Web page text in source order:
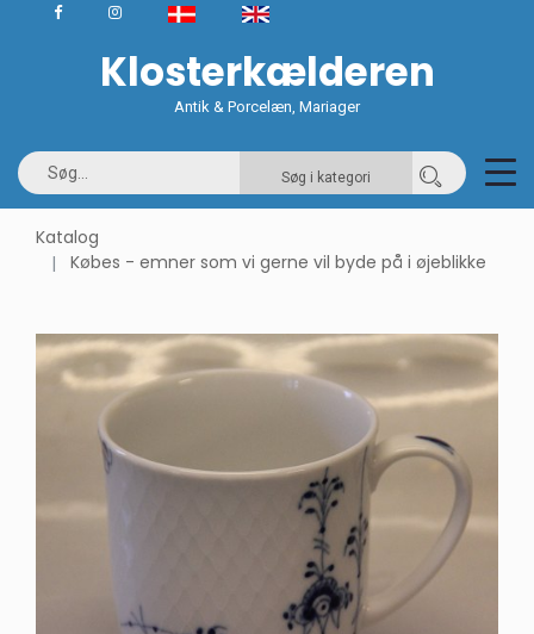
Klosterkælderen
Antik & Porcelæn, Mariager
Søg i kategori
Katalog
Købes - emner som vi gerne vil byde på i øjeblikke